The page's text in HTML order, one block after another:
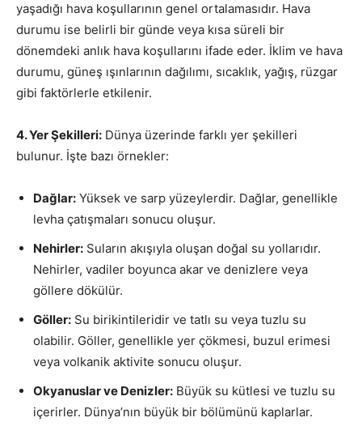
yaşadığı hava koşullarının genel ortalamasıdır. Hava
durumu ise belirli bir günde veya kısa süreli bir
dönemdeki anlık hava koşullarını ifade eder. İklim ve hava
durumu, güneş ışınlarının dağılımı, sıcaklık, yağış, rüzgar
gibi faktörlerle etkilenir.
4. Yer Şekilleri: Dünya üzerinde farklı yer şekilleri
bulunur. İşte bazı örnekler:
Dağlar: Yüksek ve sarp yüzeylerdir. Dağlar, genellikle
levha çatışmaları sonucu oluşur.
Nehirler: Suların akışıyla oluşan doğal su yollarıdır.
Nehirler, vadiler boyunca akar ve denizlere veya
göllere dökülür.
Göller: Su birikintileridir ve tatlı su veya tuzlu su
olabilir. Göller, genellikle yer çökmesi, buzul erimesi
veya volkanik aktivite sonucu oluşur.
Okyanuslar ve Denizler: Büyük su kütlesi ve tuzlu su
içerirler. Dünya’nın büyük bir bölümünü kaplarlar.